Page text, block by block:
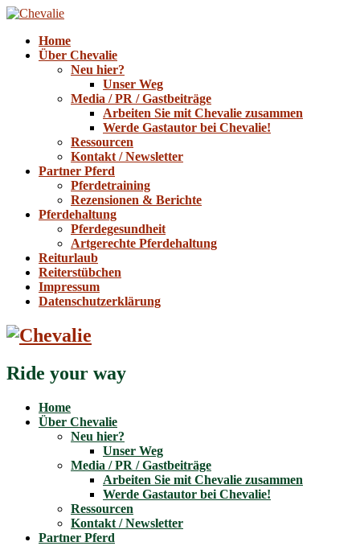
Home
Über Chevalie
Neu hier?
Unser Weg
Media / PR / Gastbeiträge
Arbeiten Sie mit Chevalie zusammen
Werde Gastautor bei Chevalie!
Ressourcen
Kontakt / Newsletter
Partner Pferd
Pferdetraining
Rezensionen & Berichte
Pferdehaltung
Pferdegesundheit
Artgerechte Pferdehaltung
Reiturlaub
Reiterstübchen
Impressum
Datenschutzerklärung
Ride your way
Home
Über Chevalie
Neu hier?
Unser Weg
Media / PR / Gastbeiträge
Arbeiten Sie mit Chevalie zusammen
Werde Gastautor bei Chevalie!
Ressourcen
Kontakt / Newsletter
Partner Pferd